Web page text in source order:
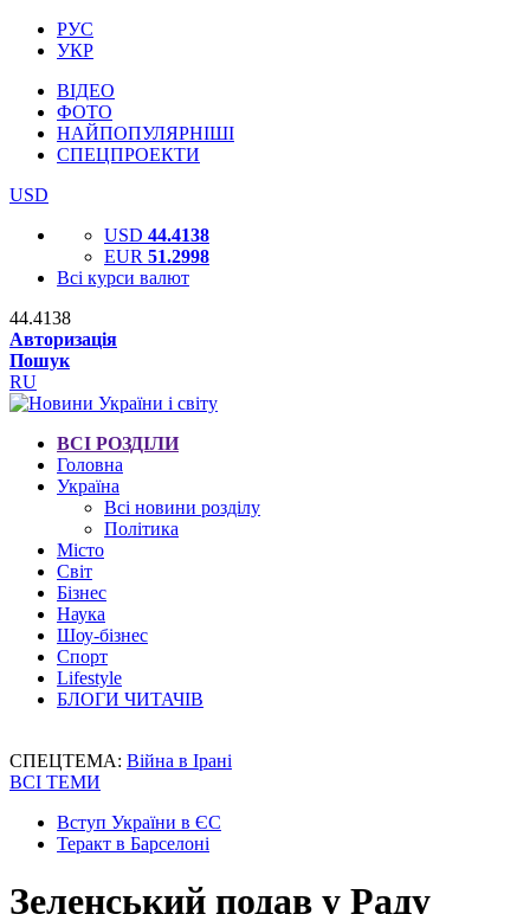
РУС
УКР
ВІДЕО
ФОТО
НАЙПОПУЛЯРНІШІ
СПЕЦПРОЕКТИ
USD
USD 44.4138
EUR 51.2998
Всі курси валют
44.4138
Авторизація
Пошук
RU
ВСІ РОЗДІЛИ
Головна
Україна
Всі новини розділу
Політика
Місто
Світ
Бізнес
Наука
Шоу-бізнес
Спорт
Lifestyle
БЛОГИ ЧИТАЧІВ
СПЕЦТЕМА: Війна в Ірані
ВСІ ТЕМИ
Вступ України в ЄС
Теракт в Барселоні
Зеленський подав у Раду